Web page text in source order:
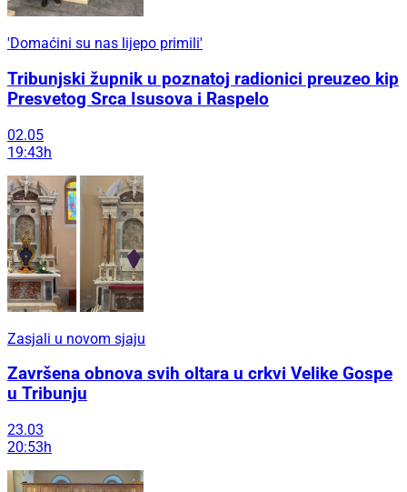
'Domaćini su nas lijepo primili'
Tribunjski župnik u poznatoj radionici preuzeo kip
Presvetog Srca Isusova i Raspelo
02.05
19:43h
Zasjali u novom sjaju
Završena obnova svih oltara u crkvi Velike Gospe
u Tribunju
23.03
20:53h